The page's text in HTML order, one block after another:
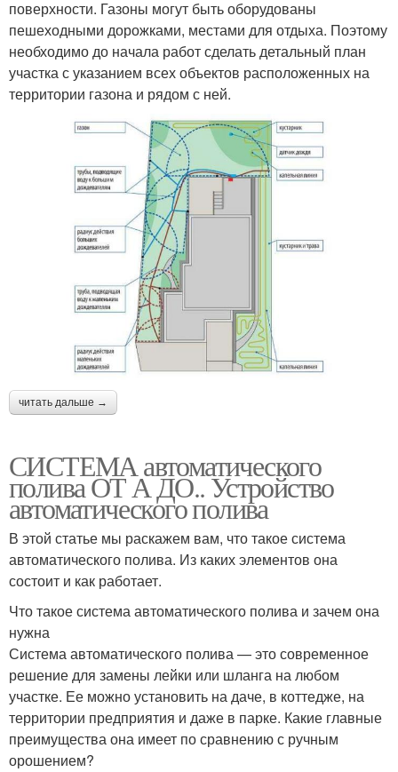
поверхности. Газоны могут быть оборудованы
пешеходными дорожками, местами для отдыха. Поэтому
необходимо до начала работ сделать детальный план
участка с указанием всех объектов расположенных на
территории газона и рядом с ней.
читать дальше →
СИСТЕМА автоматического
полива ОТ А ДО.. Устройство
автоматического полива
В этой статье мы раскажем вам, что такое система
автоматического полива. Из каких элементов она
состоит и как работает.
Что такое система автоматического полива и зачем она
нужна
Система автоматического полива — это современное
решение для замены лейки или шланга на любом
участке. Ее можно установить на даче, в коттедже, на
территории предприятия и даже в парке. Какие главные
преимущества она имеет по сравнению с ручным
орошением?